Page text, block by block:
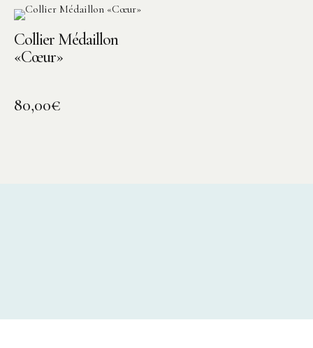
Collier Médaillon
«Cœur»
80,00€